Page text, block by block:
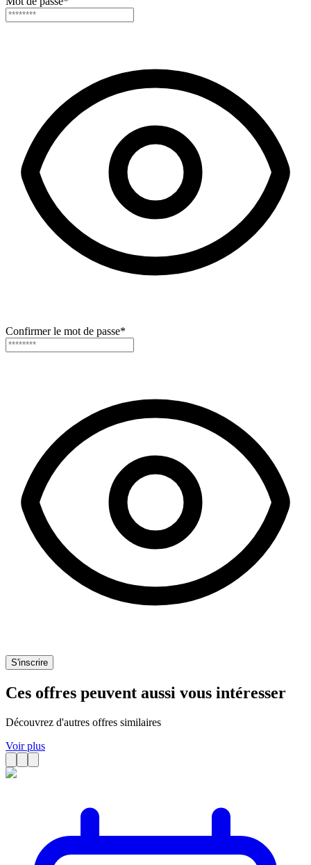
Confirmer le mot de passe*
S'inscrire
Ces offres peuvent aussi vous intéresser
Découvrez d'autres offres similaires
Voir plus